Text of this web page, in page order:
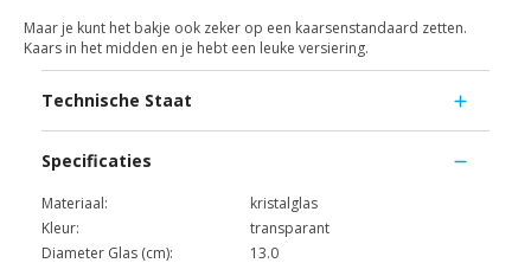
Maar je kunt het bakje ook zeker op een kaarsenstandaard zetten.
Kaars in het midden en je hebt een leuke versiering.
Technische Staat
Specificaties
Materiaal:
kristalglas
Kleur:
transparant
Diameter Glas (cm):
13.0